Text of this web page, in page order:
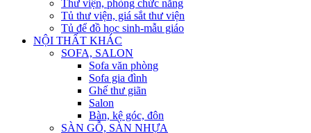
Thư viện, phòng chức năng
Tủ thư viện, giá sắt thư viện
Tủ để đồ học sinh-mẫu giáo
NỘI THẤT KHÁC
SOFA, SALON
Sofa văn phòng
Sofa gia đình
Ghế thư giãn
Salon
Bàn, kệ góc, đôn
SÀN GỖ, SÀN NHỰA